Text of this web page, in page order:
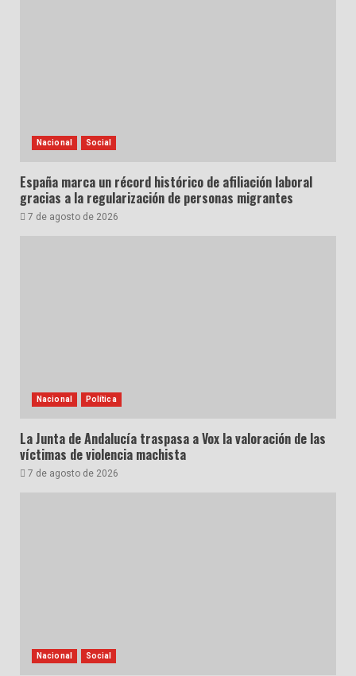
Nacional Social
España marca un récord histórico de afiliación laboral
gracias a la regularización de personas migrantes
7 de agosto de 2026
Nacional Política
La Junta de Andalucía traspasa a Vox la valoración de las
víctimas de violencia machista
7 de agosto de 2026
Nacional Social